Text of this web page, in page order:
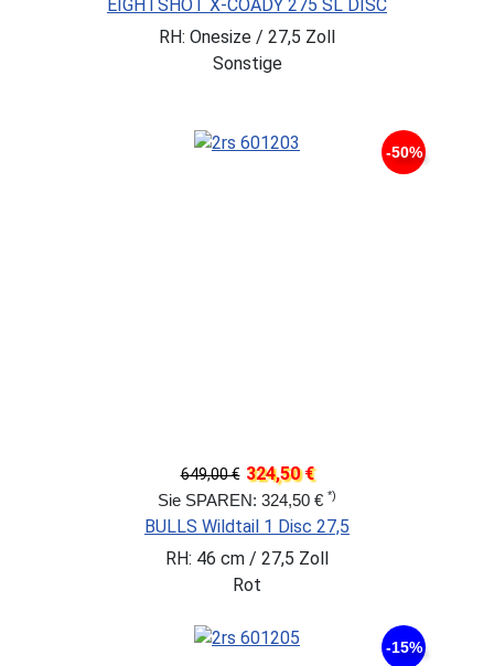
EIGHTSHOT X-COADY 275 SL DISC
RH: Onesize / 27,5 Zoll
Sonstige
-50%
649,00 € 324,50 €
Sie SPAREN: 324,50 € *)
BULLS Wildtail 1 Disc 27,5
RH: 46 cm / 27,5 Zoll
Rot
-15%